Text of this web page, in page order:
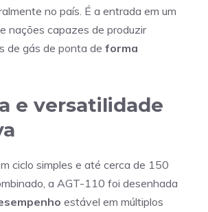
no país. É a entrada em um
nações capazes de produzir
de gás de ponta de forma
e versatilidade
ciclo simples e até cerca de 150
a AGT-110 foi desenhada
estável em múltiplos